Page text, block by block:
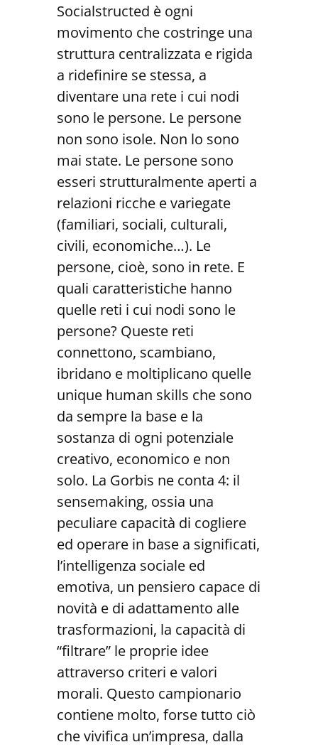
Socialstructed è ogni
movimento che costringe una
struttura centralizzata e rigida
a ridefinire se stessa, a
diventare una rete i cui nodi
sono le persone. Le persone
non sono isole. Non lo sono
mai state. Le persone sono
esseri strutturalmente aperti a
relazioni ricche e variegate
(familiari, sociali, culturali,
civili, economiche…). Le
persone, cioè, sono in rete. E
quali caratteristiche hanno
quelle reti i cui nodi sono le
persone? Queste reti
connettono, scambiano,
ibridano e moltiplicano quelle
unique human skills che sono
da sempre la base e la
sostanza di ogni potenziale
creativo, economico e non
solo. La Gorbis ne conta 4: il
sensemaking, ossia una
peculiare capacità di cogliere
ed operare in base a significati,
l’intelligenza sociale ed
emotiva, un pensiero capace di
novità e di adattamento alle
trasformazioni, la capacità di
“filtrare” le proprie idee
attraverso criteri e valori
morali. Questo campionario
contiene molto, forse tutto ciò
che vivifica un’impresa, dalla